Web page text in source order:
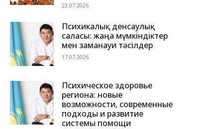
23.07.2026
Психикалық денсаулық
саласы: жаңа мүмкіндіктер
мен заманауи тәсілдер
17.07.2026
Психическое здоровье
региона: новые
возможности, современные
подходы и развитие
системы помощи